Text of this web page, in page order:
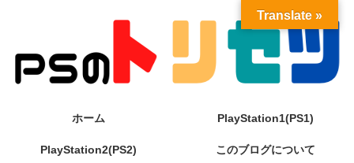
ホーム PlayStation1(PS1)
PlayStation2(PS2) このブログについて
Translate »